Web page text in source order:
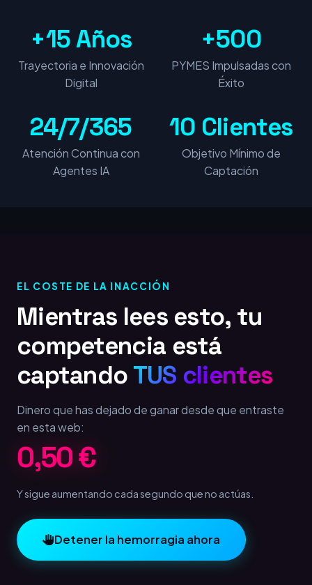
+15 Años
Trayectoria e Innovación
Digital
+500
PYMES Impulsadas con
Éxito
24/7/365
Atención Continua con
Agentes IA
10 Clientes
Objetivo Mínimo de
Captación
EL COSTE DE LA INACCIÓN
Mientras lees esto, tu
competencia está
captando TUS clientes
Dinero que has dejado de ganar desde que entraste
en esta web:
1,00 €
Y sigue aumentando cada segundo que no actúas.
Detener la hemorragia ahora